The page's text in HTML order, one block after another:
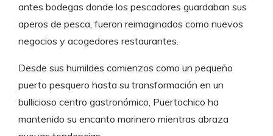
antes bodegas donde los pescadores guardaban sus
aperos de pesca, fueron reimaginados como nuevos
negocios y acogedores restaurantes.
Desde sus humildes comienzos como un pequeño
puerto pesquero hasta su transformación en un
bullicioso centro gastronómico, Puertochico ha
mantenido su encanto marinero mientras abraza